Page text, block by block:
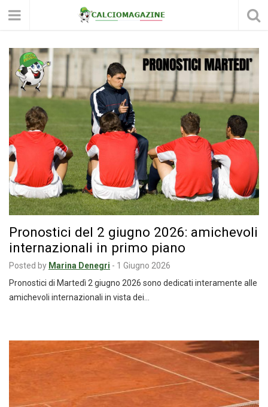
Pronostici del 2 giugno 2026: amichevoli
internazionali in primo piano
Posted by Marina Denegri - 1 Giugno 2026
Pronostici di Martedì 2 giugno 2026 sono dedicati interamente alle
amichevoli internazionali in vista dei…